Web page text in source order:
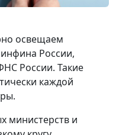
освещаем
России,
России. Такие
каждой
министерств и